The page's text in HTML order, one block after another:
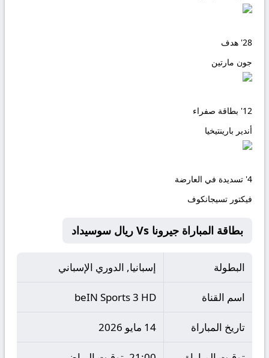
28' هدف
جون مارتين
12' بطاقة صفراء
أندير بارينتيخيا
4' تسديدة في العارضة
فيكتور تسيجانكوف
بطاقة المباراة جيرونا Vs ريال سوسيداد
البطولة إسبانيا, الدوري الإسباني
اسم القناة beIN Sports 3 HD
تاريخ المباراة 14 مايو 2026